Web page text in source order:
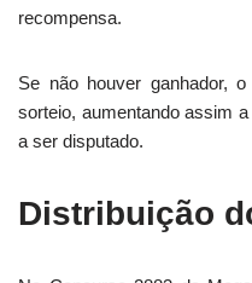
recompensa.
Se não houver ganhador,
sorteio, aumentando assim
a ser disputado.
Distribuição